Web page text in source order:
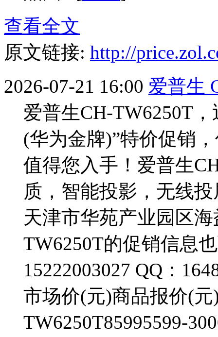
查看全文
原文链接: http://
2026-07-21 16:00 爱普生
爱普生CH-TW6250T
(华为金牌)”特价促销
值得您入手！爱普生
质，智能投影，无线
天津市华苑产业园区
TW6250T的促销信息
15222003027 QQ：
市场价(元)商品报价(
TW6250T85995599-